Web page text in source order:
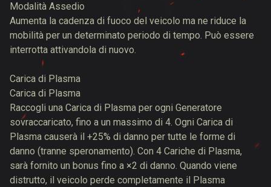
Modalità Assedio
Aumenta la cadenza di fuoco del veicolo ma ne riduce la
mobilità per un determinato periodo di tempo. Può essere
interrotta attivandola di nuovo.
Carica di Plasma
Carica di Plasma
Raccogli una Carica di Plasma per ogni Generatore
sovraccaricato, fino a un massimo di 4. Ogni Carica di
Plasma causerà il +25% di danno per tutte le forme di
danno (tranne speronamento). Con 4 Cariche di Plasma,
sarà fornito un bonus fino a ×2 di danno. Quando viene
distrutto, il veicolo perde completamente il Plasma